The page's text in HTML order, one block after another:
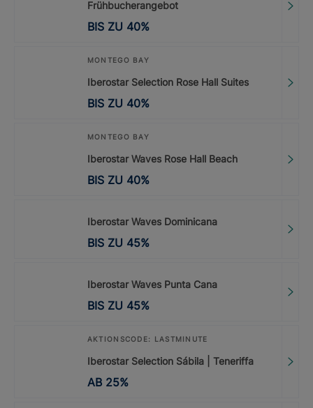
Frühbucherangebot
BIS ZU 40%
MONTEGO BAY
Iberostar Selection Rose Hall Suites
BIS ZU 40%
MONTEGO BAY
Iberostar Waves Rose Hall Beach
BIS ZU 40%
Iberostar Waves Dominicana
BIS ZU 45%
Iberostar Waves Punta Cana
BIS ZU 45%
AKTIONSCODE: LASTMINUTE
Iberostar Selection Sábila | Teneriffa
AB 25%